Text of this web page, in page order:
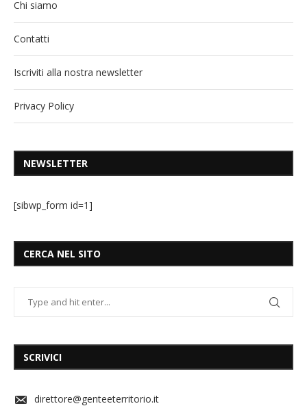
Chi siamo
Contatti
Iscriviti alla nostra newsletter
Privacy Policy
NEWSLETTER
[sibwp_form id=1]
CERCA NEL SITO
SCRIVICI
direttore@genteeterritorio.it